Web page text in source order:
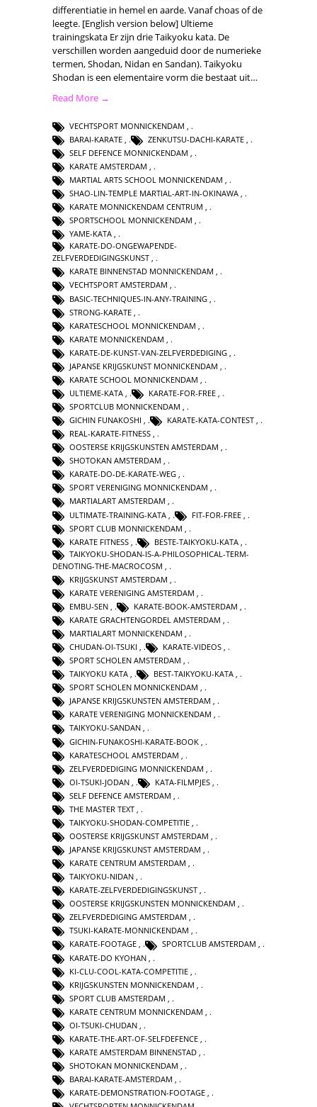
differentiatie in hemel en aarde. Vanaf choas of de
leegte. [English version below] Ultieme
trainingskata Er zijn drie Taikyoku kata. De
verschillen worden aangeduid door de numerieke
termen, Shodan, Nidan en Sandan). Taikyoku
Shodan is een elementaire vorm die bestaat uit…
Read More →
VECHTSPORT MONNICKENDAM
BARAI-KARATE
ZENKUTSU-DACHI-KARATE
SELF DEFENCE MONNICKENDAM
KARATE AMSTERDAM
MARTIAL ARTS SCHOOL MONNICKENDAM ,
SHAO-LIN-TEMPLE MARTIAL-ART-IN-OKINAWA ,
KARATE MONNICKENDAM CENTRUM ,
SPORTSCHOOL MONNICKENDAM ,
YAME-KATA ,
KARATE-DO-ONGEWAPENDE-
ZELFVERDEDIGINGSKUNST ,
KARATE BINNENSTAD MONNICKENDAM ,
VECHTSPORT AMSTERDAM ,
BASIC-TECHNIQUES-IN-ANY-TRAINING
STRONG-KARATE
KARATESCHOOL MONNICKENDAM
KARATE MONNICKENDAM
KARATE-DE-KUNST-VAN-ZELFVERDEDIGING
JAPANSE KRIJGSKUNST MONNICKENDAM
KARATE SCHOOL MONNICKENDAM
ULTIEME-KATA
KARATE-FOR-FREE
SPORTCLUB MONNICKENDAM ,
GICHIN FUNAKOSHI , KARATE-KATA-CONTEST ,
REAL-KARATE-FITNESS ,
OOSTERSE KRIJGSKUNSTEN AMSTERDAM ,
SHOTOKAN AMSTERDAM ,
KARATE-DO-DE-KARATE-WEG ,
SPORT VERENIGING MONNICKENDAM ,
MARTIALART AMSTERDAM ,
ULTIMATE-TRAINING-KATA
FIT-FOR-FREE
SPORT CLUB MONNICKENDAM
KARATE FITNESS
BESTE-TAIKYOKU-KATA
TAIKYOKU-SHODAN-IS-A-PHILOSOPHICAL-TERM-
DENOTING-THE-MACROCOSM
KRIJGSKUNST AMSTERDAM
KARATE VERENIGING AMSTERDAM
EMBU-SEN
KARATE-BOOK-AMSTERDAM
KARATE GRACHTENGORDEL AMSTERDAM
MARTIALART MONNICKENDAM ,
CHUDAN-OI-TSUKI , KARATE-VIDEOS ,
SPORT SCHOLEN AMSTERDAM ,
TAIKYOKU KATA , BEST-TAIKYOKU-KATA ,
SPORT SCHOLEN MONNICKENDAM ,
JAPANSE KRIJGSKUNSTEN AMSTERDAM ,
KARATE VERENIGING MONNICKENDAM ,
TAIKYOKU-SANDAN ,
GICHIN-FUNAKOSHI-KARATE-BOOK
KARATESCHOOL AMSTERDAM
ZELFVERDEDIGING MONNICKENDAM
OI-TSUKI-JODAN
KATA-FILMPJES
SELF DEFENCE AMSTERDAM
THE MASTER TEXT
TAIKYOKU-SHODAN-COMPETITIE
OOSTERSE KRIJGSKUNST AMSTERDAM
JAPANSE KRIJGSKUNST AMSTERDAM ,
KARATE CENTRUM AMSTERDAM ,
TAIKYOKU-NIDAN ,
KARATE-ZELFVERDEDIGINGSKUNST ,
OOSTERSE KRIJGSKUNSTEN MONNICKENDAM ,
ZELFVERDEDIGING AMSTERDAM ,
TSUKI-KARATE-MONNICKENDAM ,
KARATE-FOOTAGE , SPORTCLUB AMSTERDAM ,
KARATE-DO KYOHAN
KI-CLU-COOL-KATA-COMPETITIE
KRIJGSKUNSTEN MONNICKENDAM
SPORT CLUB AMSTERDAM
KARATE CENTRUM MONNICKENDAM
OI-TSUKI-CHUDAN
KARATE-THE-ART-OF-SELFDEFENCE
KARATE AMSTERDAM BINNENSTAD
SHOTOKAN MONNICKENDAM ,
BARAI-KARATE-AMSTERDAM ,
KARATE-DEMONSTRATION-FOOTAGE ,